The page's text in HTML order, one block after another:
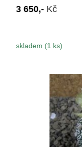
3 650,- Kč
skladem (1 ks)